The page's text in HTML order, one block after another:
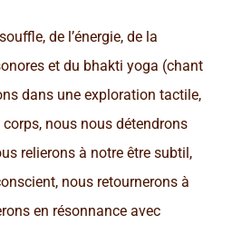
de l’énergie, de la
et du bhakti yoga (chant
dans une exploration tactile,
nous nous détendrons
relierons à notre être subtil,
nous retournerons à
en résonnance avec